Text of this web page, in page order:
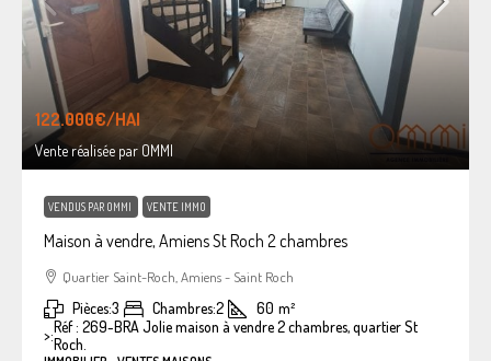
122.000€/HAI
Vente réalisée par OMMI
VENDUS PAR OMMI VENTE IMMO
Maison à vendre, Amiens St Roch 2 chambres
Quartier Saint-Roch, Amiens - Saint Roch
Pièces:3 Chambres:2 60 m²
>:Réf : 269-BRA Jolie maison à vendre 2 chambres, quartier St
Roch.